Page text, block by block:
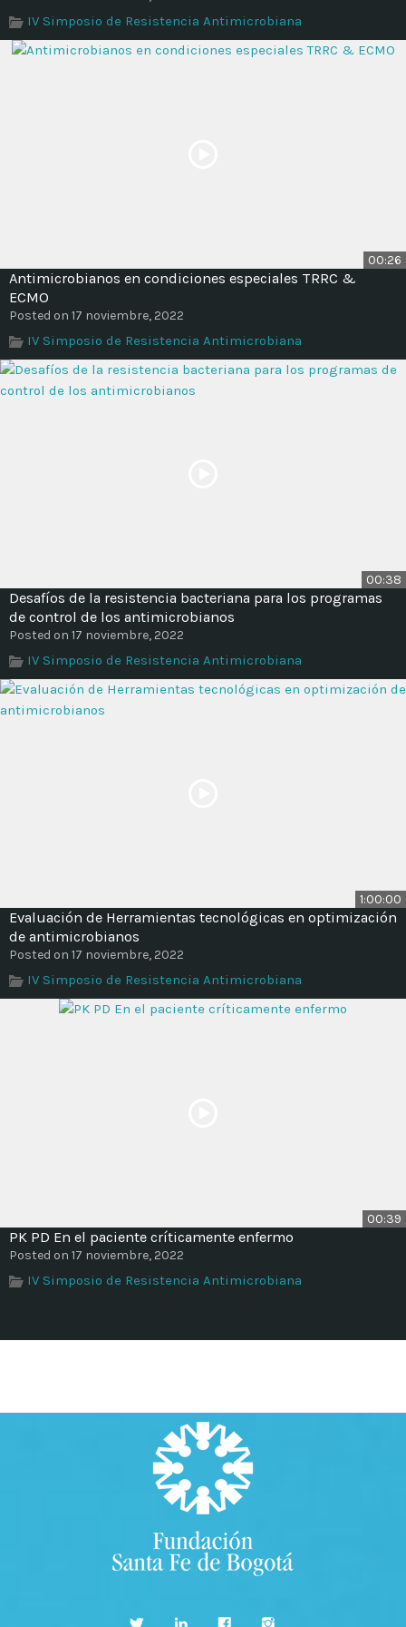
Time
IV Simposio de Resistencia Antimicrobiana
00:26
Antimicrobianos en condiciones especiales TRRC &
ECMO
Posted on 17 noviembre, 2022
IV Simposio de Resistencia Antimicrobiana
00:38
Desafíos de la resistencia bacteriana para los programas
de control de los antimicrobianos
Posted on 17 noviembre, 2022
IV Simposio de Resistencia Antimicrobiana
1:00:00
Evaluación de Herramientas tecnológicas en optimización
de antimicrobianos
Posted on 17 noviembre, 2022
IV Simposio de Resistencia Antimicrobiana
00:39
PK PD En el paciente críticamente enfermo
Posted on 17 noviembre, 2022
IV Simposio de Resistencia Antimicrobiana